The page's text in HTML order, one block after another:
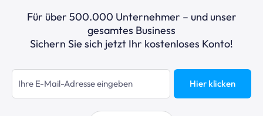
Für über 500.000 Unternehmer – und unser
gesamtes Business
Sichern Sie sich jetzt Ihr kostenloses Konto!
Hier klicken